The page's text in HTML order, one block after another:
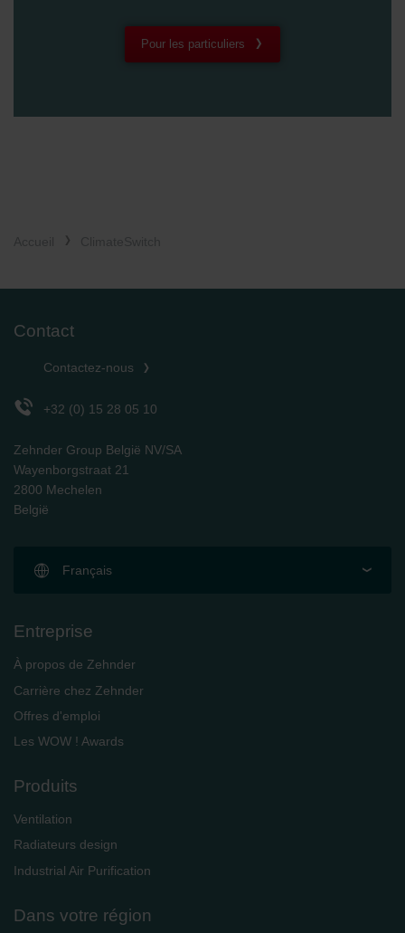
Pour les particuliers
Contact
Contactez-nous
+32 (0) 15 28 05 10
Zehnder Group België NV/SA
Wayenborgstraat 21
2800 Mechelen
België
Français
Entreprise
À propos de Zehnder
Carrière chez Zehnder
Offres d'emploi
Les WOW ! Awards
Produits
Ventilation
Radiateurs design
Industrial Air Purification
Dans votre région